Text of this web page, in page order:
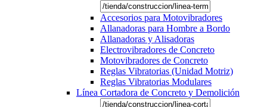
Accesorios para Motovibradores
Allanadoras para Hombre a Bordo
Allanadoras y Alisadoras
Electrovibradores de Concreto
Motovibradores de Concreto
Reglas Vibratorias (Unidad Motriz)
Reglas Vibratorias Modulares
Línea Cortadora de Concreto y Demolición